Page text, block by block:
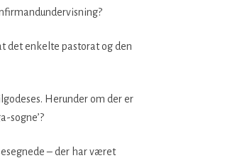
det enkelte pastorat og den
Herunder om der er
sogne’?
– der har været